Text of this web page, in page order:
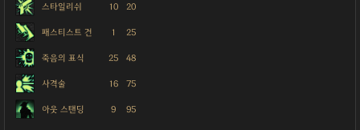
스타일리쉬 10 20
패스티스트 건 1 25
죽음의 표식 25 48
사격술 16 75
아웃 스탠딩 9 95